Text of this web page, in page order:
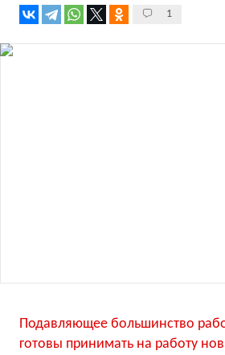
1
Подавляющее большинство
готовы принимать на работу